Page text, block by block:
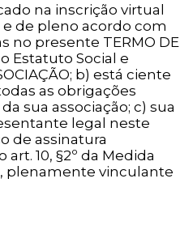
na inscrição virtual
de pleno acordo com
no presente TERMO DE
Estatuto Social e
b) está ciente
as obrigações
sua associação; c) sua
legal neste
de assinatura
10, §2º da Medida
plenamente vinculante